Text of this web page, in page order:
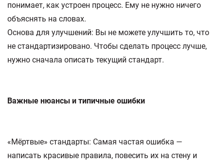
понимает, как устроен процесс. Ему не нужно ничего
объяснять на словах.
Основа для улучшений: Вы не можете улучшить то, что
не стандартизировано. Чтобы сделать процесс лучше,
нужно сначала описать текущий стандарт.
Важные нюансы и типичные ошибки
«Мёртвые» стандарты: Самая частая ошибка —
написать красивые правила, повесить их на стену и